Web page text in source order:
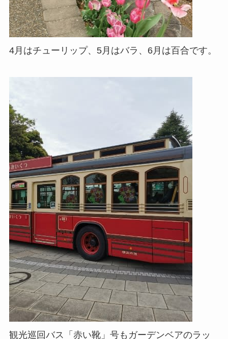
4月はチューリップ、5月はバラ、6月は百合です。
観光巡回バス「赤い靴」号もガーデンベアのラッ